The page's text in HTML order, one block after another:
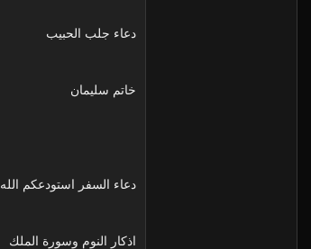
دعاء جلب الحبيب
خاتم سليمان
دعاء السفر استودعكم الله
اذكار النوم وسورة الملك